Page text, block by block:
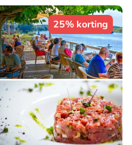
25% korting